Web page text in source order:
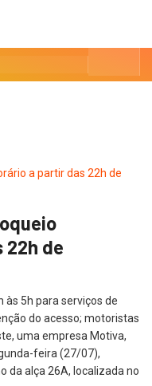
de
às 5h para serviços de
do acesso; motoristas
uma empresa Motiva,
feira (27/07),
da alça 26A, localizada no